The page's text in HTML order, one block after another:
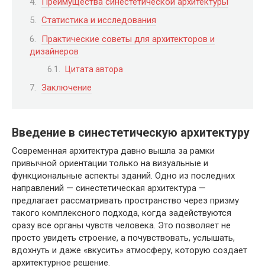
Статистика и исследования
Практические советы для архитекторов и
дизайнеров
Цитата автора
Заключение
Введение в синестетическую архитектуру
Современная архитектура давно вышла за рамки
привычной ориентации только на визуальные и
функциональные аспекты зданий. Одно из последних
направлений — синестетическая архитектура —
предлагает рассматривать пространство через призму
такого комплексного подхода, когда задействуются
сразу все органы чувств человека. Это позволяет не
просто увидеть строение, а почувствовать, услышать,
вдохнуть и даже «вкусить» атмосферу, которую создает
архитектурное решение.